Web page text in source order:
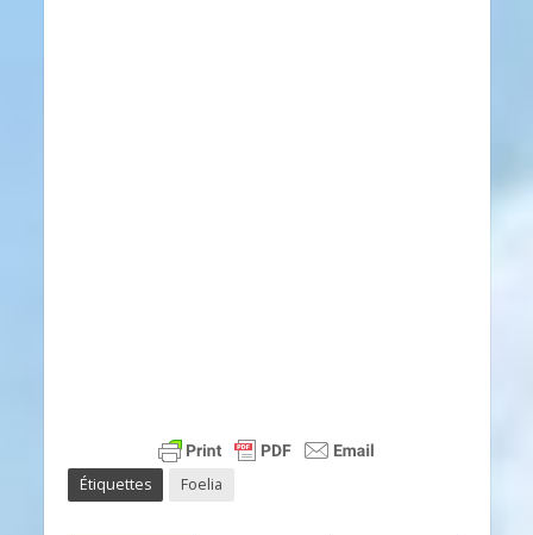
Étiquettes Foelia